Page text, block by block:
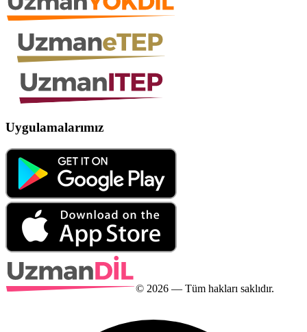
Uygulamalarımız
© 2026 — Tüm hakları saklıdır.